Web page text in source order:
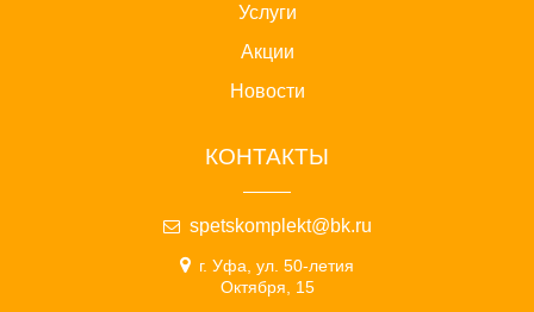
Услуги
Акции
Новости
КОНТАКТЫ
spetskomplekt@bk.ru
г. Уфа, ул. 50-летия
Октября, 15